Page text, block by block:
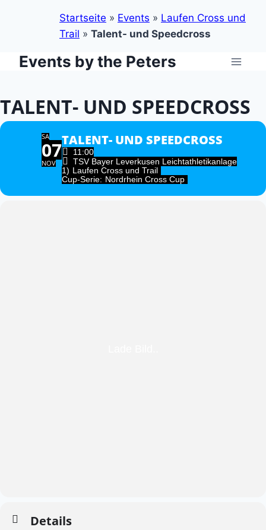
Startseite » Events » Laufen Cross und
Trail » Talent- und Speedcross
ZumEvents by the Peters
TALENT- UND SPEEDCROSS
SA
07
NOV
TALENT- UND SPEEDCROSS
11:00
TSV Bayer Leverkusen Leichtathletikanlage
1) Laufen Cross und Trail
Cup-Serie: Nordrhein Cross Cup
Details